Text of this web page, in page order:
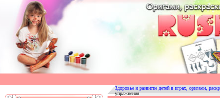
Оригами
|
Раскраски
Здоровье и развитие детей в играх, оригами,
упражнения